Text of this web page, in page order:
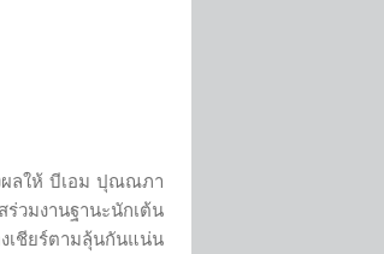
ผลให้ บีเอม ปุณณภา
ร่วมงานฐานะนักเต้น
เชียร์ตามลุ้นกันแน่น